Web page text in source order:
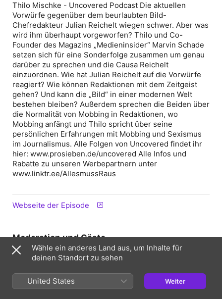
Thilo Mischke - Uncovered Podcast Die aktuellen
Vorwürfe gegenüber dem beurlaubten Bild-
Chefredakteur Julian Reichelt wiegen schwer. Aber was
wird ihm überhaupt vorgeworfen? Thilo und Co-
Founder des Magazins „Medieninsider“ Marvin Schade
setzen sich für eine Sonderfolge zusammen um genau
darüber zu sprechen und die Causa Reichelt
einzuordnen. Wie hat Julian Reichelt auf die Vorwürfe
reagiert? Wie können Redaktionen mit dem Zeitgeist
gehen? Und kann die „Bild“ in einer modernen Welt
bestehen bleiben? Außerdem sprechen die Beiden über
die Normalität von Mobbing in Redaktionen, wo
Mobbing anfängt und Thilo spricht über seine
persönlichen Erfahrungen mit Mobbing und Sexismus
im Journalismus. Alle Folgen von Uncovered findet ihr
hier: www.prosieben.de/uncovered Alle Infos und
Rabatte zu unseren Werbepartnern unter
www.linktr.ee/AllesmussRaus
Webseite der Episode
Moderation und Gäste
Wähle ein anderes Land aus, um Inhalte für
deinen Standort zu sehen
United States Weiter